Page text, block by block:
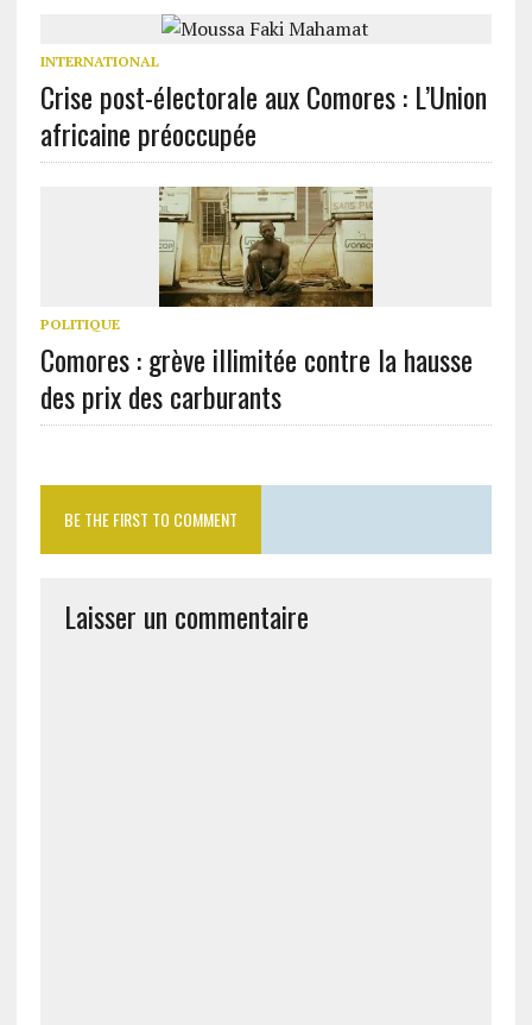
INTERNATIONAL
Crise post-électorale aux Comores : L’Union
africaine préoccupée
POLITIQUE
Comores : grève illimitée contre la hausse
des prix des carburants
BE THE FIRST TO COMMENT
Laisser un commentaire